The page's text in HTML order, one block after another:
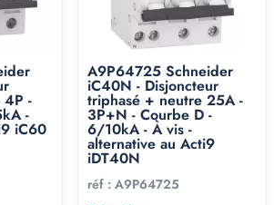
4P -
-
iC60
A9P64725 Schneider
iC40N - Disjoncteur
triphasé + neutre 25A -
3P+N - Courbe D -
6/10kA - À vis -
alternative au Acti9
iDT40N
réf : A9P64725